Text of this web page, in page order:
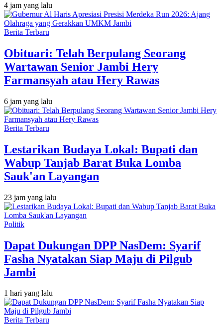
4 jam yang lalu
Berita Terbaru
Obituari: Telah Berpulang Seorang
Wartawan Senior Jambi Hery
Farmansyah atau Hery Rawas
6 jam yang lalu
Berita Terbaru
Lestarikan Budaya Lokal: Bupati dan
Wabup Tanjab Barat Buka Lomba
Sauk'an Layangan
23 jam yang lalu
Politik
Dapat Dukungan DPP NasDem: Syarif
Fasha Nyatakan Siap Maju di Pilgub
Jambi
1 hari yang lalu
Berita Terbaru